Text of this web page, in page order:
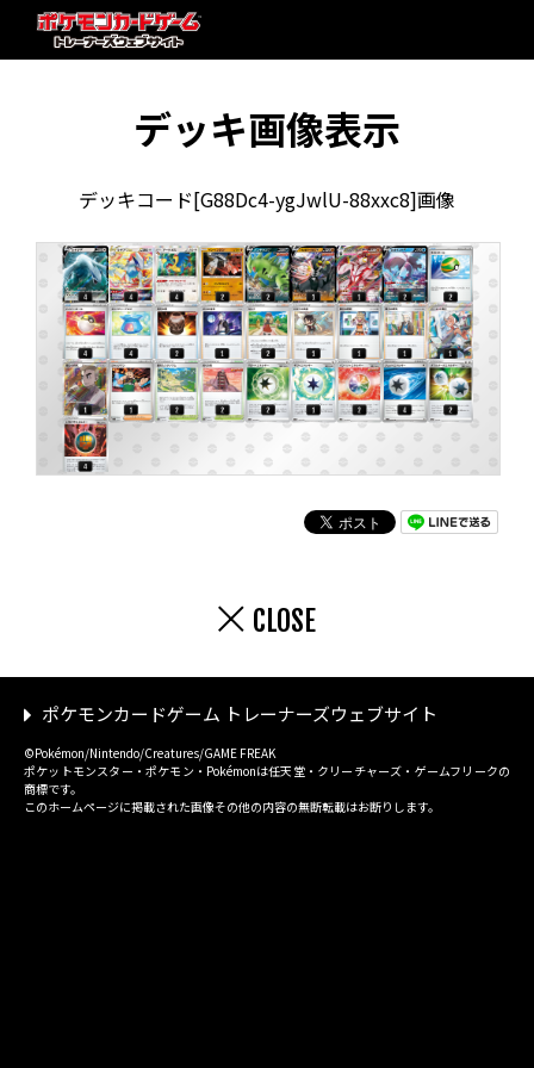
デッキ画像表示
デッキコード[G88Dc4-ygJwlU-88xxc8]画像
CLOSE
ポケモンカードゲーム トレーナーズウェブサイト
©Pokémon/Nintendo/Creatures/GAME FREAK
ポケットモンスター・ポケモン・Pokémonは任天堂・クリーチャーズ・ゲームフリークの
商標です。
このホームページに掲載された画像その他の内容の無断転載はお断りします。